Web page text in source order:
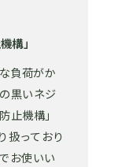
構」
負荷がか
黒いネジ
止機構」
扱っており
お使いい